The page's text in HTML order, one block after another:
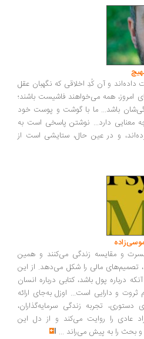
و آن کُدِ اخلاقی که نگهبان عقل
همه می‌خواهند فاشیست باشند؛
باشد... ما با گوشت و پوست خود
دارد... نوشتن پاسخی است به
و در عین حال، ستایشی است از
زندگی می‌کنند و همین
مالی را شکل می‌دهد. از این
پول باشد، کتابی درباره انسان
دارایی است... اوزل به‌جای ارائه
تجربه زندگی سرمایه‌گذاران،
را روایت می‌کند و از دل این
به پیش می‌راند...